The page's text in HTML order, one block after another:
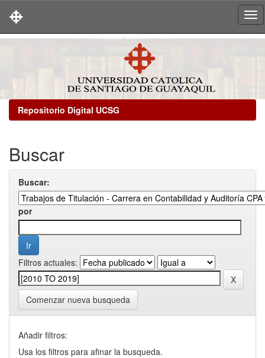
Repositorio Digital UCSG
Buscar
Buscar:
por
Filtros actuales:
Comenzar nueva busqueda
Añadir filtros:
Usa los filtros para afinar la busqueda.